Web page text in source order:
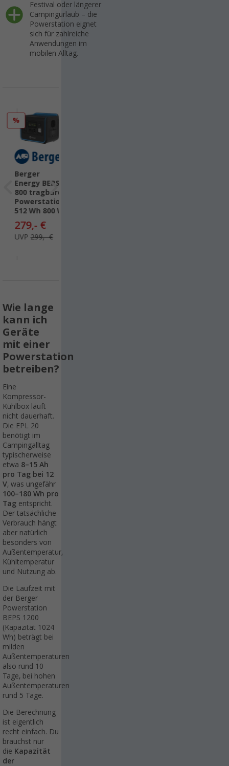
Festival oder längerer
Campingurlaub – die
Powerstation eignet
sich für zahlreiche
Anwendungen im
mobilen Alltag.
W
%
Berger
Energy BEPS
800 tragbare
Powerstation
512 Wh 800 W
279,- €
UVP299,- €
Wie lange
kann ich
Geräte
mit einer
Powerstation
betreiben?
Eine
Kompressor-
Kühlbox läuft
nicht dauerhaft.
Die EPL 20
benötigt im
Campingalltag
typischerweise
etwa 8–15 Ah
pro Tag bei 12
V, was ungefähr
100–180 Wh pro
Tag entspricht.
Der tatsächliche
Verbrauch hängt
aber natürlich
besonders von
Außentemperatur,
Kühltemperatur
und Nutzung ab.
Die Laufzeit mit
der Berger
Powerstation
BEPS 1200
(Kapazität 1024
Wh) beträgt bei
milden
Außentemperaturen
also rund 10
Tage, bei hohen
Außentemperaturen
rund 5 Tage.
Die Berechnung
ist eigentlich
recht einfach. Du
brauchst nur
die Kapazität
der